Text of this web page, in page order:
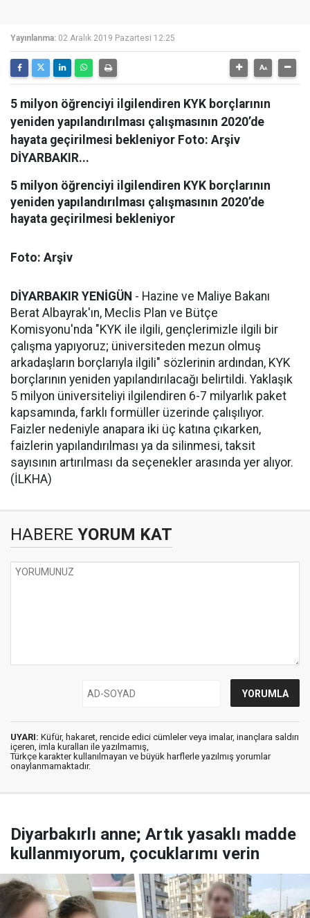
Yayınlanma: 02 Aralık 2019 Pazartesi 12:25
5 milyon öğrenciyi ilgilendiren KYK borçlarının
yeniden yapılandırılması çalışmasının 2020’de
hayata geçirilmesi bekleniyor Foto: Arşiv
DİYARBAKIR...
5 milyon öğrenciyi ilgilendiren KYK borçlarının
yeniden yapılandırılması çalışmasının 2020’de
hayata geçirilmesi bekleniyor
Foto: Arşiv
DİYARBAKIR YENİGÜN - Hazine ve Maliye Bakanı
Berat Albayrak'ın, Meclis Plan ve Bütçe
Komisyonu'nda "KYK ile ilgili, gençlerimizle ilgili bir
çalışma yapıyoruz; üniversiteden mezun olmuş
arkadaşların borçlarıyla ilgili" sözlerinin ardından, KYK
borçlarının yeniden yapılandırılacağı belirtildi. Yaklaşık
5 milyon üniversiteliyi ilgilendiren 6-7 milyarlık paket
kapsamında, farklı formüller üzerinde çalışılıyor.
Faizler nedeniyle anapara iki üç katına çıkarken,
faizlerin yapılandırılması ya da silinmesi, taksit
sayısının artırılması da seçenekler arasında yer alıyor.
(İLKHA)
HABERE YORUM KAT
UYARI: Küfür, hakaret, rencide edici cümleler veya imalar, inançlara saldırı
içeren, imla kuralları ile yazılmamış,
Türkçe karakter kullanılmayan ve büyük harflerle yazılmış yorumlar
onaylanmamaktadır.
Diyarbakırlı anne; Artık yasaklı madde
kullanmıyorum, çocuklarımı verin